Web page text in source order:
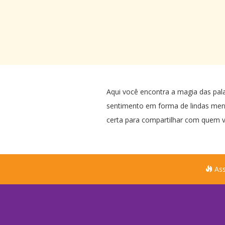
Feliz Dia das Crianças!
seu anjo da guarda estejam sempre
presente, protegendo de todos os
Aqui você encontra a magia das
sentimento em forma de lindas
certa para compartilhar com quem